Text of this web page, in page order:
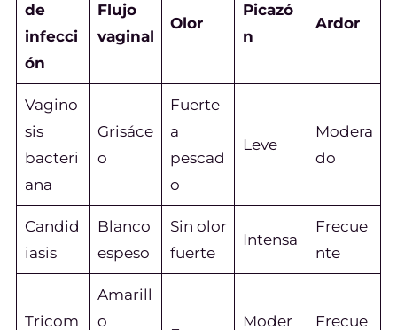
de
infecci
ón
Flujo
vaginal
Olor
Picazó
n
Ardor
Vagino
sis
bacteri
ana
Grisáce
o
Fuerte
a
pescad
o
Leve
Modera
do
Candid
iasis
Blanco
espeso
Sin olor
fuerte
Intensa
Frecue
nte
Tricom
Amarill
o
Moder
Frecue